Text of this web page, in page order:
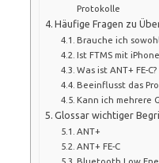
Protokolle
Häufige Fragen zu
Brauche ich
Ist FTMS mit
Was ist ANT+ FE-C?
Beeinflusst das
Kann ich mehrere
Glossar wichtiger
ANT+
ANT+ FE-C
Bluetooth Low